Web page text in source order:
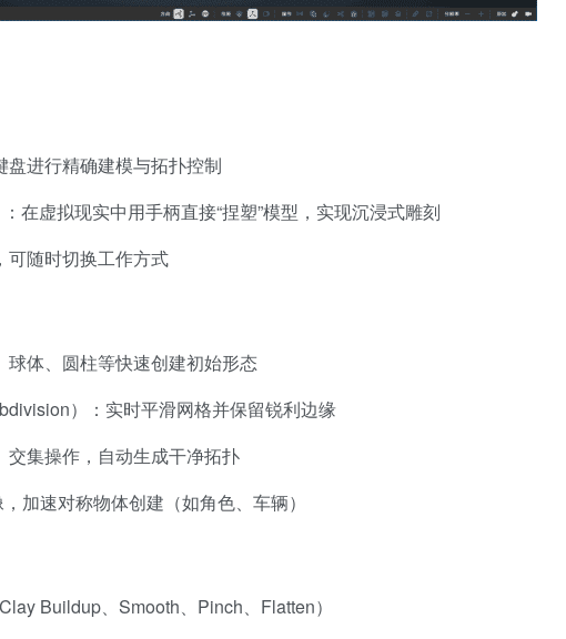
盘进行精确建模与拓扑控制
：在虚拟现实中用手柄直接“捏塑”模型，实现沉浸式雕刻
可随时切换工作方式
球体、圆柱等快速创建初始形态
）：实时平滑网格并保留锐利边缘
交集操作，自动生成干净拓扑
，加速对称物体创建（如角色、车辆）
Clay Buildup、Smooth、Pinch、Flatten）